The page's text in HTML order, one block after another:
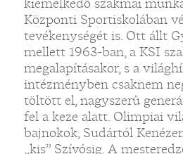
Központi Sportiskolában
tevékenységét is. Ott állt
mellett 1963-ban, a KSI
megalapításakor, s a
intézményben csaknem
töltött el, nagyszerű
fel a keze alatt. Olimpiai
bajnokok, Sudártól
„kis” Szívósig. A